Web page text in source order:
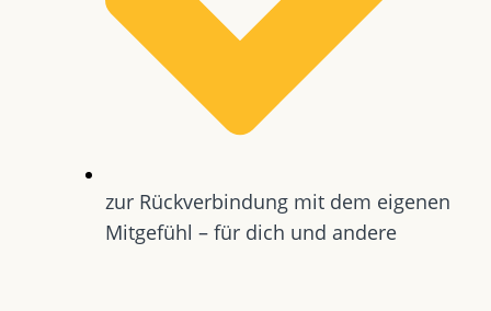
zur Rückverbindung mit dem eigenen
Mitgefühl – für dich und andere